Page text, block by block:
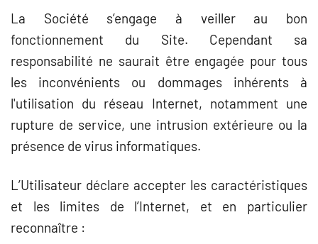
La Société s’engage à veiller au bon
fonctionnement du Site. Cependant sa
responsabilité ne saurait être engagée pour tous
les inconvénients ou dommages inhérents à
l'utilisation du réseau Internet, notamment une
rupture de service, une intrusion extérieure ou la
présence de virus informatiques.
L’Utilisateur déclare accepter les caractéristiques
et les limites de l’Internet, et en particulier
reconnaître :